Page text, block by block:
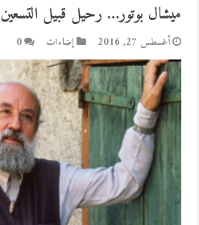
ميشال بوتور… رحيل قبيل التسعين
أغسطس 27, 2016 إضاءات 0